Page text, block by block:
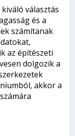
választás
és a
számítanak
az építészeti
dolgozik a
akkor a